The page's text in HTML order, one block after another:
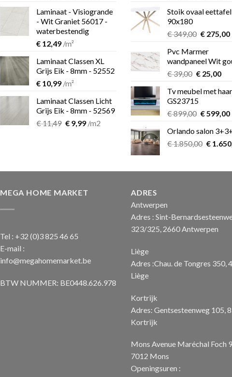
was:
€ 11,49.
is:
€ 9,99.
Laminaat - Visiogrande
- Wit Graniet 56017 -
waterbestendig
€ 12,49 /m²
Laminaat Classen XL
Grijs Eik - 8mm - 52552
€ 10,99 /m²
Laminaat Classen Licht
Grijs Eik - 8mm - 52569
€11,49 Oorspronkelijke
€9,99Huidige
/m2
was:
is:
Stoik ovaal eettafel
90x180
€349,00
was:
€ 349,00.
€275,00
Pvc Marmer
wandpaneel Wit
€39,00
was:
€ 39,00.
€25,00
is:
Tv meubel met
GS23715
€899,00
was:
€ 899,00.
€599,00
Orlando salon
€1.850,00
€
€
MEGA HOME MARKET
Tel : +32 (0)3 825 46 65
E-mail :
info@megahomemarket.be
BTW NUMMER: BE0448.626.978
ADRES
Antwerpen
Adres : Sint-
323/325, 2660 Antwerpen
Liège
Adres :Chau. de Tongres 350,
Liège
Kortrijk
Adres: Gentsesteenweg 105,
Kortrijk
Mons Avenue Maréchal Foch
7012 Mons
Openingsuren :